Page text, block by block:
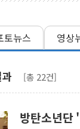
토뉴스 영상
[총 22건]
방탄소년단